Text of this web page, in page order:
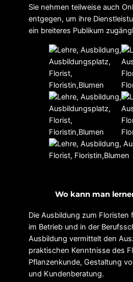
Sie nehmen teilweise auch
entgegen, um ihre
ein breiteres Publikum
Wo kann man
Die Ausbildung zum Floristen
im Betrieb und in der
Ausbildung vermittelt den
praktischen Kenntnisse des
Pflanzenkunde, Gestaltung
und Kundenberatung.